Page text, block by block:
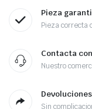
Pieza
Pieza correcta
Contacta
Nuestro
Sin